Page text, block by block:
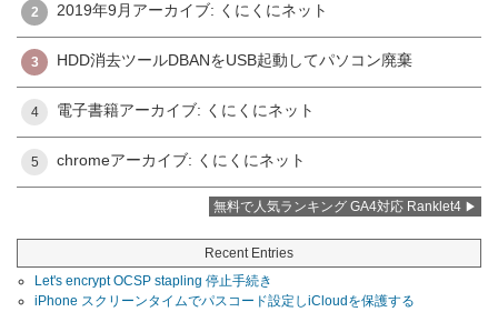
2 2019年9月アーカイブ: くにくにネット
3 HDD消去ツールDBANをUSB起動してパソコン廃棄
4 電子書籍アーカイブ: くにくにネット
5 chromeアーカイブ: くにくにネット
無料で人気ランキング GA4対応 Ranklet4
Recent Entries
Let's encrypt OCSP stapling 停止手続き
iPhone スクリーンタイムでパスコード設定しiCloudを保護する